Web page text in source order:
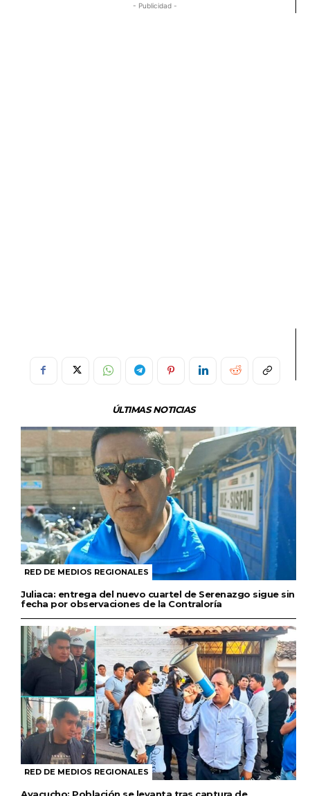
- Publicidad -
ÚLTIMAS NOTICIAS
RED DE MEDIOS REGIONALES
Juliaca: entrega del nuevo cuartel de Serenazgo sigue sin
fecha por observaciones de la Contraloría
RED DE MEDIOS REGIONALES